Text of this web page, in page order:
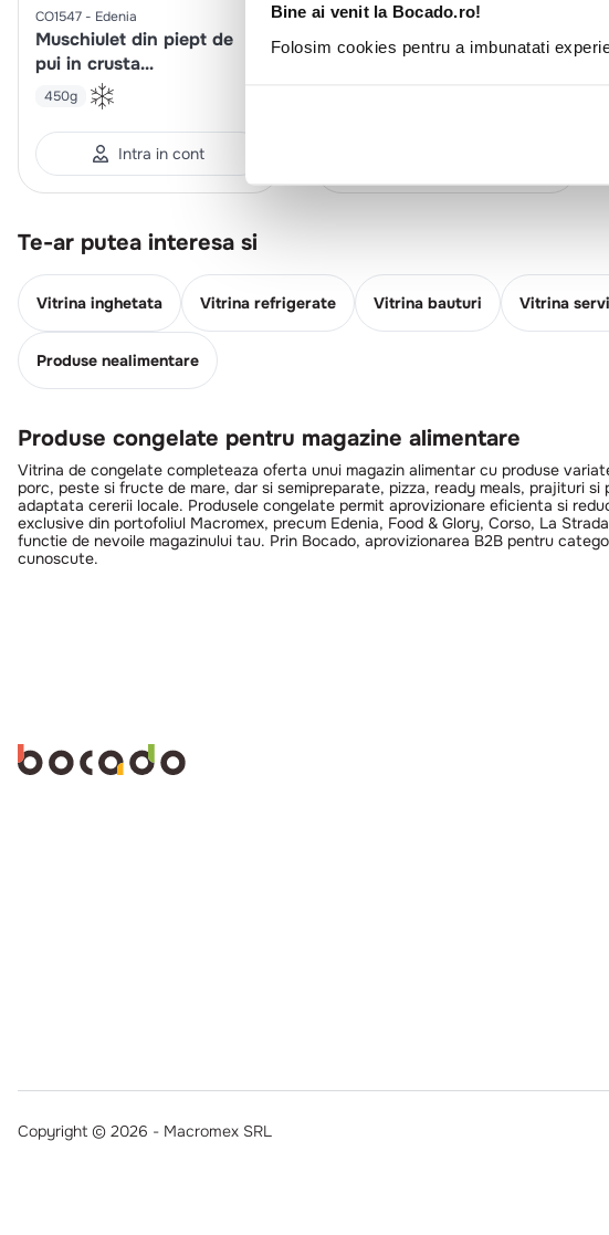
Bine ai venit la Bocado.ro!
Folosim cookies pentru a imbunatati
CO1547 Edenia
Muschiulet din piept de
pui in crusta
condimentata, usor
picanta
450g
Intra in cont
CO1242 Edenia
Aripi de pui pane, picante
Te-ar putea interesa si
Vitrina inghetata Vitrina refrigerate Vitrina bauturi Vitrina
Produse nealimentare
Produse congelate pentru magazine alimentare
Vitrina de congelate completeaza oferta unui magazin alimentar cu produse
porc, peste si fructe de mare, dar si semipreparate, pizza, ready meals, prajituri
adaptata cererii locale. Produsele congelate permit aprovizionare eficienta si
exclusive din portofoliul Macromex, precum Edenia, Food & Glory, Corso, La
functie de nevoile magazinului tau. Prin Bocado, aprovizionarea B2B pentru
cunoscute.
Copyright © 2026 - Macromex SRL